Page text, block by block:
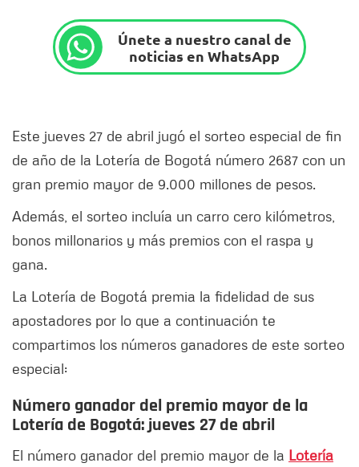
Únete a nuestro canal de
noticias en WhatsApp
Este jueves 27 de abril jugó el sorteo especial de fin
de año de la Lotería de Bogotá número 2687 con un
gran premio mayor de 9.000 millones de pesos.
Además, el sorteo incluía un carro cero kilómetros,
bonos millonarios y más premios con el raspa y
gana.
La Lotería de Bogotá premia la fidelidad de sus
apostadores por lo que a continuación te
compartimos los números ganadores de este sorteo
especial:
Número ganador del premio mayor de la
Lotería de Bogotá: jueves 27 de abril
El número ganador del premio mayor de la Lotería